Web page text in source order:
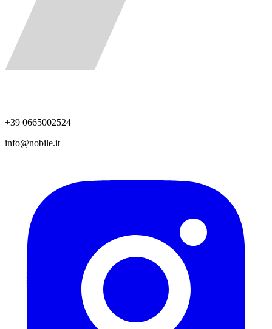
+39 0665002524
info@nobile.it